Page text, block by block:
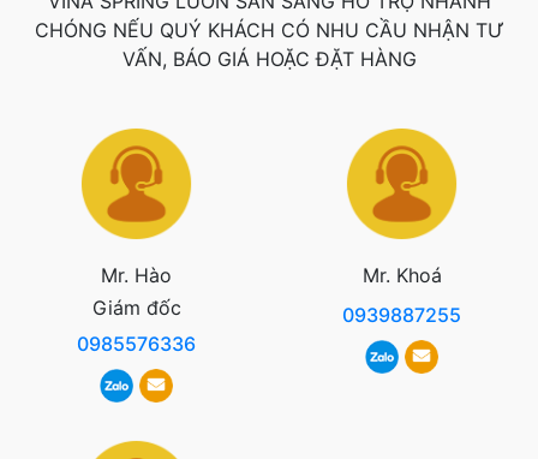
CHÓNG NẾU QUÝ KHÁCH CÓ NHU CẦU NHẬN TƯ
VẤN, BÁO GIÁ HOẶC ĐẶT HÀNG
Mr. Hào
Giám đốc
0985576336
Mr. Khoá
0939887255